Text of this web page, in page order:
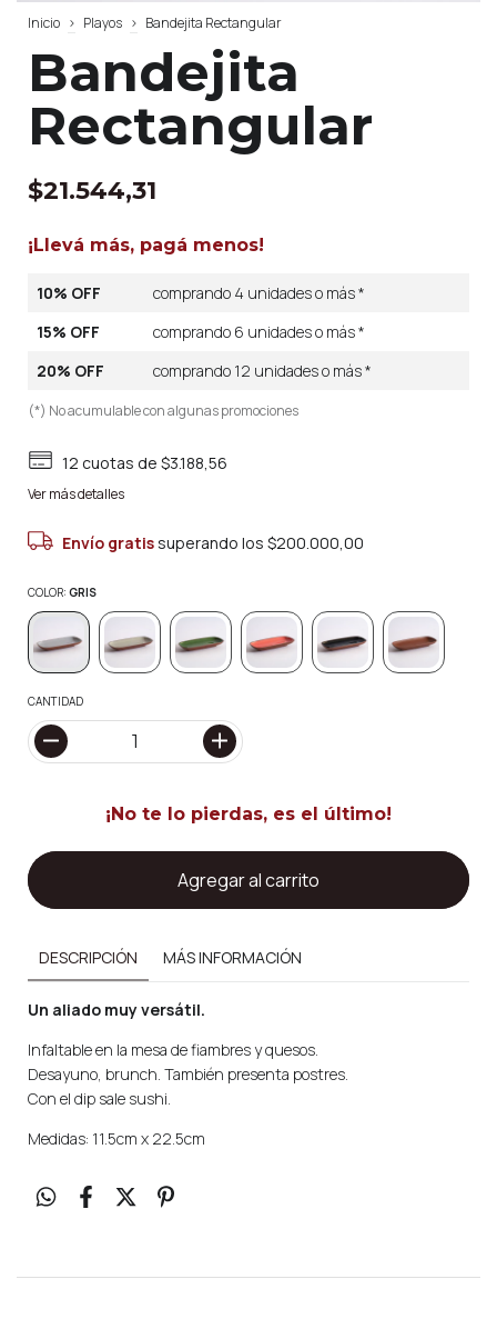
Inicio > Playos > Bandejita Rectangular
Bandejita
Rectangular
$21.544,31
¡Llevá más, pagá menos!
10% OFF
comprando 4 unidades o más *
15% OFF
comprando 6 unidades o más *
20% OFF
comprando 12 unidades o más *
(*) No acumulable con algunas promociones
12 cuotas de$3.188,56
Ver más detalles
Envío gratissuperando los$200.000,00
COLOR: GRIS
CANTIDAD
¡No te lo pierdas, es el último!
DESCRIPCIÓN MÁS INFORMACIÓN
Un aliado muy versátil.
Infaltable en la mesa de fiambres y quesos.
Desayuno, brunch. También presenta postres.
Con el dip sale sushi.
Medidas: 11.5cm x 22.5cm